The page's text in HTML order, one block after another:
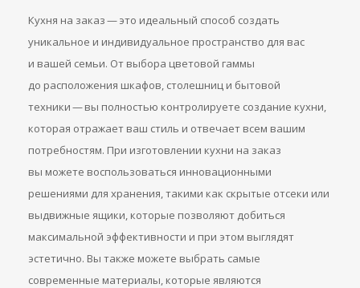
Кухня на заказ — это идеальный способ создать
уникальное и индивидуальное пространство для вас
и вашей семьи. От выбора цветовой гаммы
до расположения шкафов, столешниц и бытовой
техники — вы полностью контролируете создание кухни,
которая отражает ваш стиль и отвечает всем вашим
потребностям. При изготовлении кухни на заказ
вы можете воспользоваться инновационными
решениями для хранения, такими как скрытые отсеки или
выдвижные ящики, которые позволяют добиться
максимальной эффективности и при этом выглядят
эстетично. Вы также можете выбрать самые
современные материалы, которые являются